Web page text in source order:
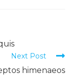
Next Post
himenaeos